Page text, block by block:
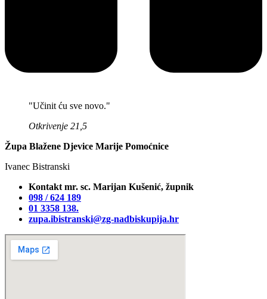
"Učinit ću sve novo."
Otkrivenje 21,5
Župa Blažene Djevice Marije Pomoćnice
Ivanec Bistranski
Kontakt mr. sc. Marijan Kušenić, župnik
098 / 624 189
01 3358 138‬.
zupa.ibistranski@zg-nadbiskupija.hr